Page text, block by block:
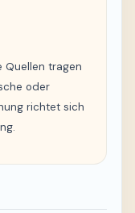
Quellen tragen
oder
richtet sich